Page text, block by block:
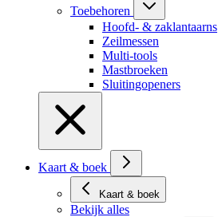
Toebehoren
Hoofd- & zaklantaarns
Zeilmessen
Multi-tools
Mastbroeken
Sluitingopeners
Kaart & boek
Kaart & boek
Bekijk alles